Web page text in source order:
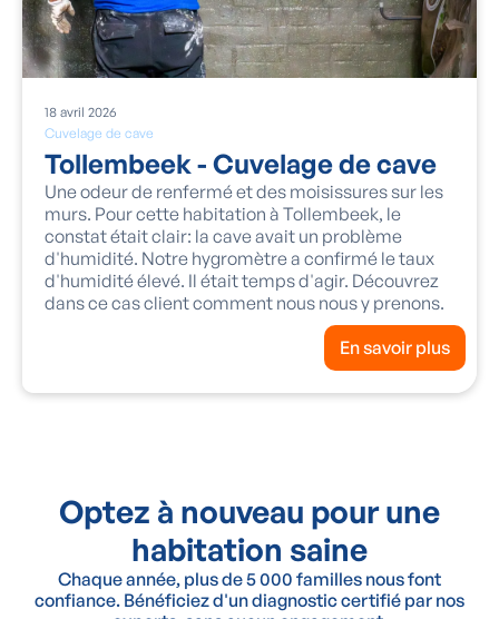
Cuvelage de cave
18 avril 2026
Tollembeek - Cuvelage de cave
Une odeur de renfermé et des moisissures sur les
murs. Pour cette habitation à Tollembeek, le
constat était clair: la cave avait un problème
d'humidité. Notre hygromètre a confirmé le taux
d'humidité élevé. Il était temps d'agir. Découvrez
dans ce cas client comment nous nous y prenons.
En savoir plus
Optez à nouveau pour une
habitation saine
Chaque année, plus de 5 000 familles nous font
confiance. Bénéficiez d'un diagnostic certifié par nos